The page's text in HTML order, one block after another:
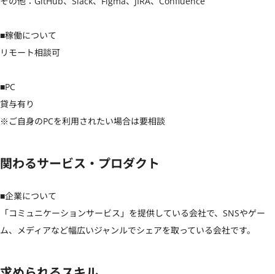
■稼働について
リモート相談可
■PC
貸与有り
※ご自身のPCを利用されたい場合は要相談
関わるサービス・プロダクト
■企業について
「コミュニケーションサービス」を提供している会社で、SNSやゲー
ム、メディアなど幅広いジャンルでシェアを取っている会社です。